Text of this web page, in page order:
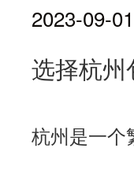
2023-09-01
选择杭
杭州是一个